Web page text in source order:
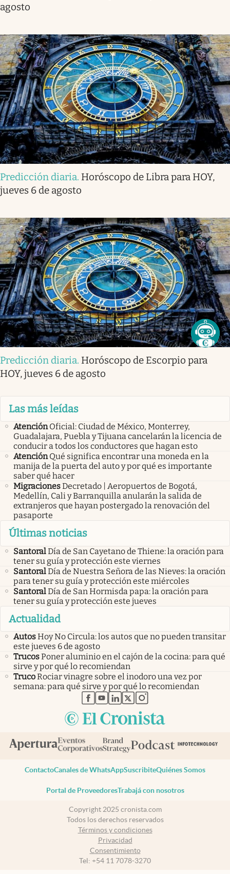
agosto
Predicción diaria. Horóscopo de Libra para HOY,
jueves 6 de agosto
Predicción diaria. Horóscopo de Escorpio para
HOY, jueves 6 de agosto
Las más leídas
Atención Oficial: Ciudad de México, Monterrey,
Guadalajara, Puebla y Tijuana cancelarán la licencia de
conducir a todos los conductores que hagan esto
Atención Qué significa encontrar una moneda en la
manija de la puerta del auto y por qué es importante
saber qué hacer
MigracionesDecretado | Aeropuertos de Bogotá,
Medellín, Cali y Barranquilla anularán la salida de
extranjeros que hayan postergado la renovación del
pasaporte
Últimas noticias
SantoralDía de San Cayetano de Thiene: la oración para
tener su guía y protección este viernes
SantoralDía de Nuestra Señora de las Nieves: la oración
para tener su guía y protección este miércoles
SantoralDía de San Hormisda papa: la oración para
tener su guía y protección este jueves
Actualidad
AutosHoy No Circula: los autos que no pueden transitar
este jueves 6 de agosto
TrucosPoner aluminio en el cajón de la cocina: para qué
sirve y por qué lo recomiendan
TrucoRociar vinagre sobre el inodoro una vez por
semana: para qué sirve y por qué lo recomiendan
abre en nueva pestaña
abre en nueva pestaña
abre en nueva pestaña
abre en nueva pestaña
abre en nueva pestaña
ContactoCanales de WhatsAppSuscribiteQuiénes Somos
Portal de ProveedoresTrabajá con nosotros
Copyright 2025 cronista.com
Todos los derechos reservados
Términos y condiciones
Privacidad
Consentimiento
Tel: +54 11 7078-3270